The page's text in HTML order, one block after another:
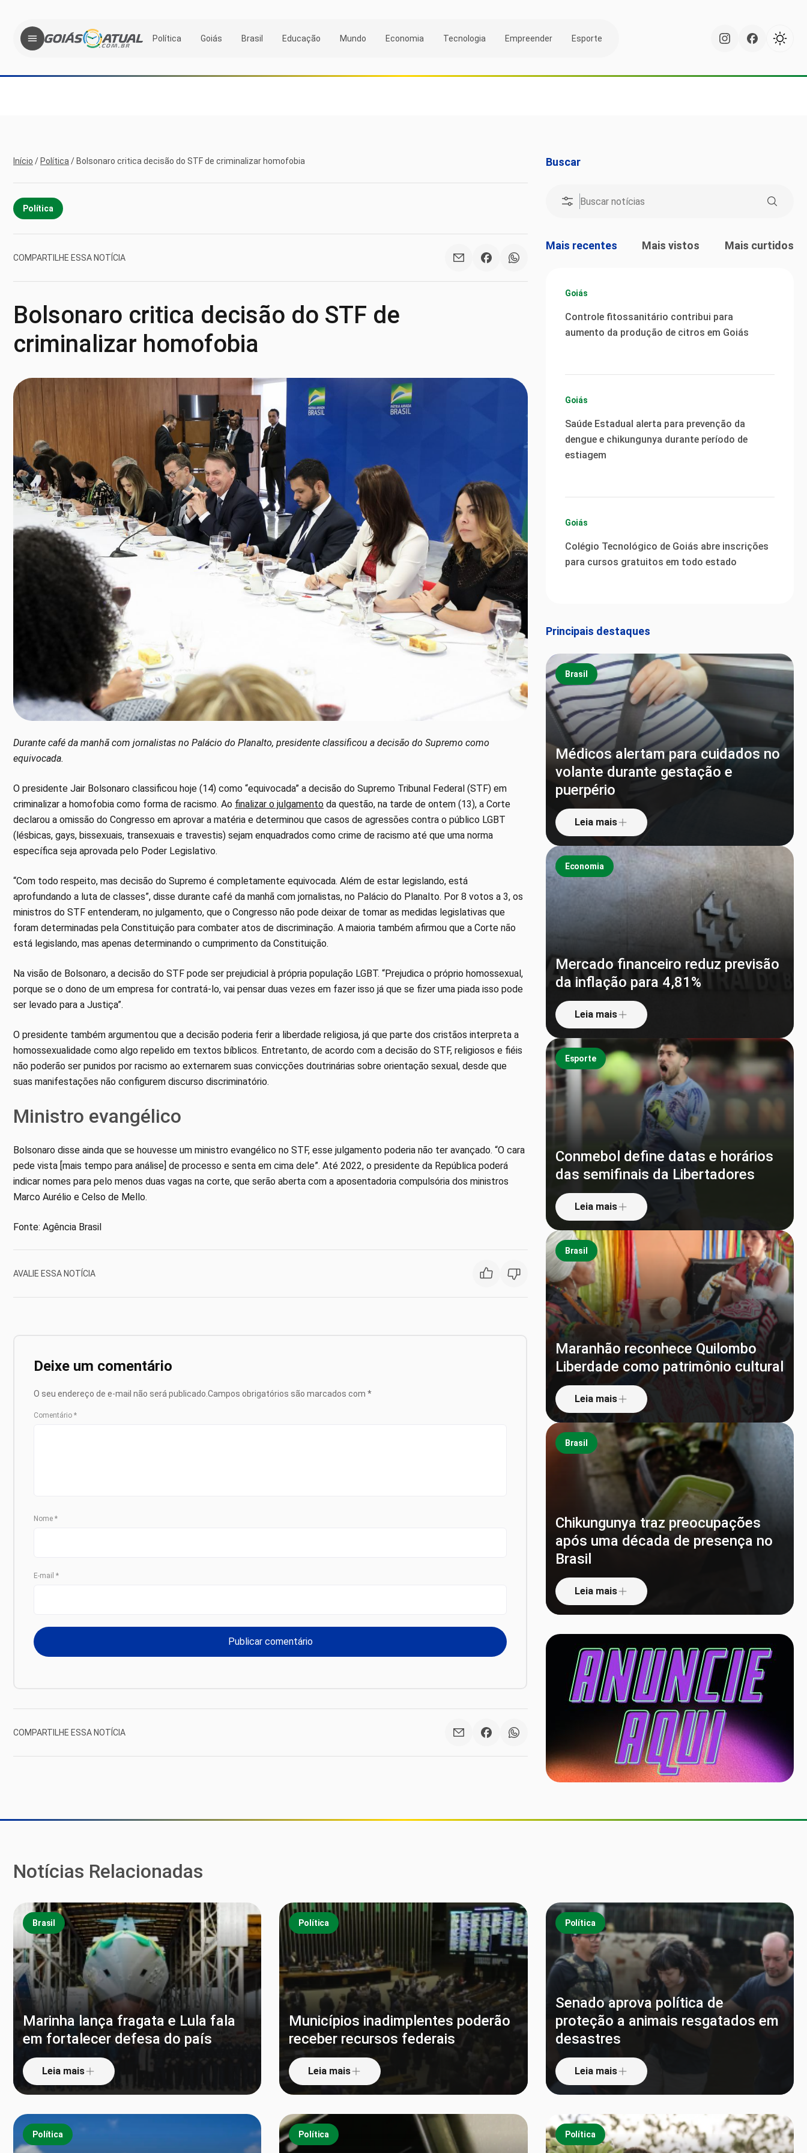
Política Goiás Brasil Educação Mundo Economia Tecnologia Empreender Esporte
Início / Política / Bolsonaro critica decisão do STF de criminalizar homofobia
Política
COMPARTILHE ESSA NOTÍCIA
Bolsonaro critica decisão do STF de
criminalizar homofobia
Durante café da manhã com jornalistas no Palácio do Planalto, presidente classificou a decisão do Supremo como
equivocada.
O presidente Jair Bolsonaro classificou hoje (14) como “equivocada” a decisão do Supremo Tribunal Federal (STF) em
criminalizar a homofobia como forma de racismo. Ao finalizar o julgamento da questão, na tarde de ontem (13), a Corte
declarou a omissão do Congresso em aprovar a matéria e determinou que casos de agressões contra o público LGBT
(lésbicas, gays, bissexuais, transexuais e travestis) sejam enquadrados como crime de racismo até que uma norma
específica seja aprovada pelo Poder Legislativo.
“Com todo respeito, mas decisão do Supremo é completamente equivocada. Além de estar legislando, está
aprofundando a luta de classes”, disse durante café da manhã com jornalistas, no Palácio do Planalto. Por 8 votos a 3, os
ministros do STF entenderam, no julgamento, que o Congresso não pode deixar de tomar as medidas legislativas que
foram determinadas pela Constituição para combater atos de discriminação. A maioria também afirmou que a Corte não
está legislando, mas apenas determinando o cumprimento da Constituição.
Na visão de Bolsonaro, a decisão do STF pode ser prejudicial à própria população LGBT. “Prejudica o próprio homossexual,
porque se o dono de um empresa for contratá-lo, vai pensar duas vezes em fazer isso já que se fizer uma piada isso pode
ser levado para a Justiça”.
O presidente também argumentou que a decisão poderia ferir a liberdade religiosa, já que parte dos cristãos interpreta a
homossexualidade como algo repelido em textos bíblicos. Entretanto, de acordo com a decisão do STF, religiosos e fiéis
não poderão ser punidos por racismo ao externarem suas convicções doutrinárias sobre orientação sexual, desde que
suas manifestações não configurem discurso discriminatório.
Ministro evangélico
Bolsonaro disse ainda que se houvesse um ministro evangélico no STF, esse julgamento poderia não ter avançado. “O cara
pede vista [mais tempo para análise] de processo e senta em cima dele”. Até 2022, o presidente da República poderá
indicar nomes para pelo menos duas vagas na corte, que serão aberta com a aposentadoria compulsória dos ministros
Marco Aurélio e Celso de Mello.
Fonte: Agência Brasil
AVALIE ESSA NOTÍCIA
Deixe um comentário
O seu endereço de e-mail não será publicado. Campos obrigatórios são marcados com *
Comentário *
Nome *
E-mail *
COMPARTILHE ESSA NOTÍCIA
Buscar
Mais recentes Mais vistos Mais curtidos
Goiás
Controle fitossanitário contribui para
aumento da produção de citros em Goiás
Goiás
Saúde Estadual alerta para prevenção da
dengue e chikungunya durante período de
estiagem
Goiás
Colégio Tecnológico de Goiás abre inscrições
para cursos gratuitos em todo estado
Principais destaques
Brasil
Médicos alertam para cuidados no
volante durante gestação e
puerpério
Leia mais
Economia
Mercado financeiro reduz previsão
da inflação para 4,81%
Leia mais
Esporte
Conmebol define datas e horários
das semifinais da Libertadores
Leia mais
Brasil
Maranhão reconhece Quilombo
Liberdade como patrimônio cultural
Leia mais
Brasil
Chikungunya traz preocupações
após uma década de presença no
Brasil
Leia mais
Notícias Relacionadas
Brasil
Marinha lança fragata e Lula fala
em fortalecer defesa do país
Leia mais
Política
Municípios inadimplentes poderão
receber recursos federais
Leia mais
Política
Senado aprova política de
proteção a animais resgatados em
desastres
Leia mais
Política Política Política